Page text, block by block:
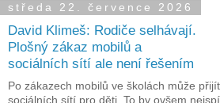
středa 22. července 2026
David Klimeš: Rodiče selhávají.
Plošný zákaz mobilů a
sociálních sítí ale není řešením
Po zákazech mobilů ve školách může
sociálních sítí pro děti. To by ovšem